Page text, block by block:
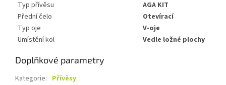
Typ přívěsu
AGA KIT
Přední čelo
Otevírací
Typ oje
V-oje
Umístění kol
Vedle ložné plochy
Doplňkové parametry
Kategorie: Přívěsy